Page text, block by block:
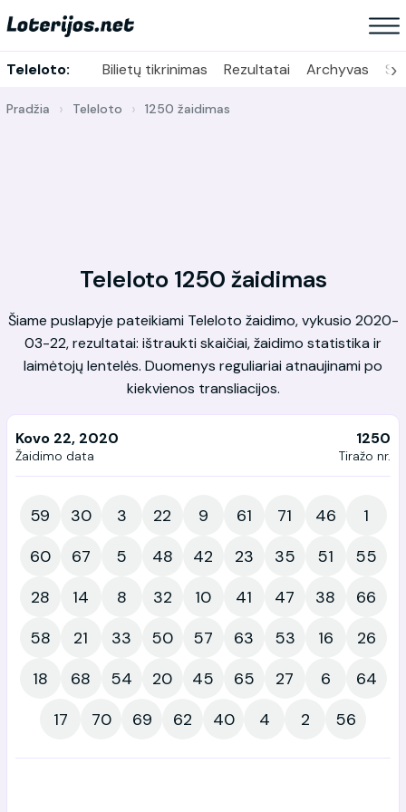
Teleloto: Bilietų tikrinimas Rezultatai Archyvas ›
Pradžia Teleloto 1250 žaidimas
Teleloto 1250 žaidimas
Šiame puslapyje pateikiami Teleloto žaidimo, vykusio 2020-
03-22, rezultatai: ištraukti skaičiai, žaidimo statistika ir
laimėtojų lentelės. Duomenys reguliariai atnaujinami po
kiekvienos transliacijos.
Kovo 22, 2020
Žaidimo data
1250
Tiražo nr.
59 30 3 22 9 61 71 46
1
60
67 5 48 42 23 35 51
55
28
14 8 32 10 41 47 38
66
58
21 33 50 57 63 53 16
26
18
68 54 20 45 65 27 6
64
17
70 69 62 40 4 2 56